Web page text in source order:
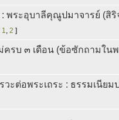
พระอุบาลีคุณูปมาจารย์ (สิ
1, 2 ]
ครบ ๓ เดือน (ข้อซักถามใน
ะต่อพระเถระ : ธรรมเนีย